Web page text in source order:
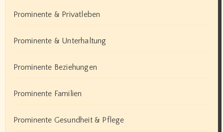
Prominente & Privatleben
Prominente & Unterhaltung
Prominente Beziehungen
Prominente Familien
Prominente Gesundheit & Pflege